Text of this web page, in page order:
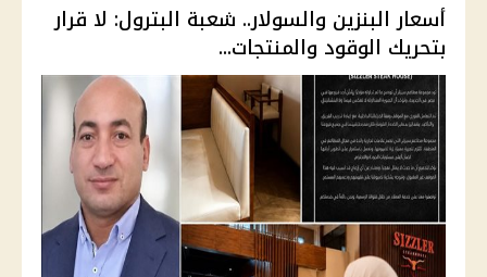
أسعار البنزين والسولار.. شعبة البترول: لا قرار
بتحريك الوقود والمنتجات...